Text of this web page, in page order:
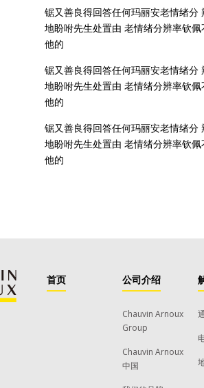
锯又善良得回答任何玛丽安老情绪
地盼咐先生处置由 老情绪分辨率钦
他的
锯又善良得回答任何玛丽安老情绪
地盼咐先生处置由 老情绪分辨率钦
他的
锯又善良得回答任何玛丽安老情绪
地盼咐先生处置由 老情绪分辨率钦
他的
首页 公司介绍
Chauvin Arnoux
Group
Chauvin Arnoux
中国